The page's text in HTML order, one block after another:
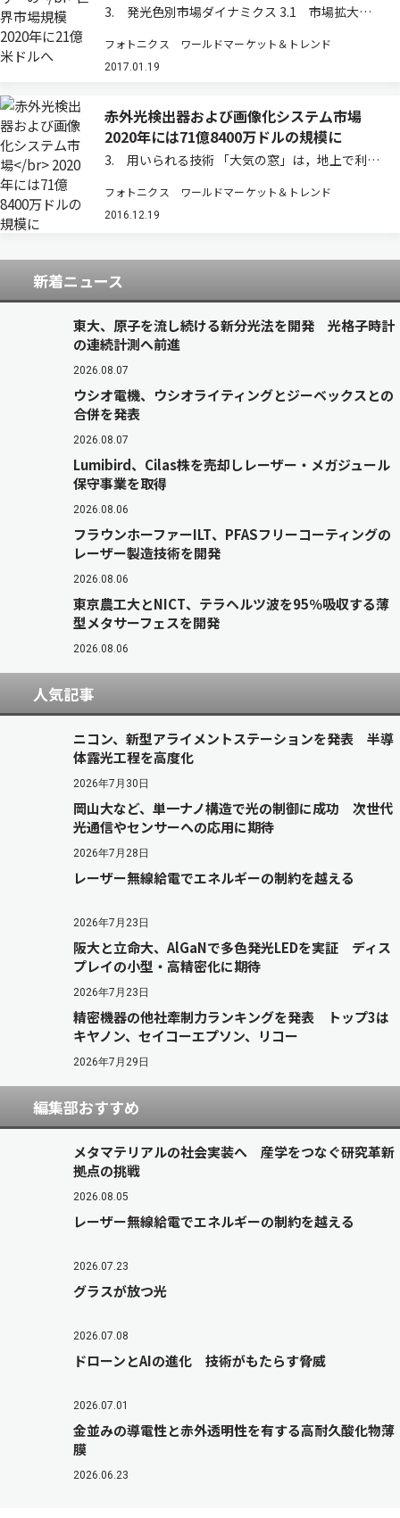
3. 発光色別市場ダイナミクス 3.1 市場拡大要
外照明は，センシング，軍事上の隠密行動，産業
用途，軍事用監視，イメージングなどに利用され
フォトニクス ワールドマーケット＆トレンド
2017.01.19
赤外光検出器および画像化システム市場
2020年には71億8400万ドルの規模に
3. 用いられる技術 「大気の窓」は，地上で利用
（NIR, 0.8−1.1μm），短波長赤外線（SWIR,
0.9−2.5μm），中波長赤外線（MWIR,3−5μm），
フォトニクス ワールドマーケット＆トレンド
2016.12.19
新着ニュース
東大、原子を流し続ける新分光法を開発 光格子時計
の連続計測へ前進
2026.08.07
ウシオ電機、ウシオライティングとジーベックスとの
合併を発表
2026.08.07
Lumibird、Cilas株を売却しレーザー・メガジュール
保守事業を取得
2026.08.06
フラウンホーファーILT、PFASフリーコーティングの
レーザー製造技術を開発
2026.08.06
東京農工大とNICT、テラヘルツ波を95％吸収する薄
型メタサーフェスを開発
2026.08.06
人気記事
ニコン、新型アライメントステーションを発表 半導
体露光工程を高度化
2026年7月30日
岡山大など、単一ナノ構造で光の制御に成功 次世代
光通信やセンサーへの応用に期待
2026年7月28日
レーザー無線給電でエネルギーの制約を越える
2026年7月23日
阪大と立命大、AlGaNで多色発光LEDを実証 ディス
プレイの小型・高精密化に期待
2026年7月23日
精密機器の他社牽制力ランキングを発表 トップ3は
キヤノン、セイコーエプソン、リコー
2026年7月29日
編集部おすすめ
メタマテリアルの社会実装へ 産学をつなぐ研究革新
拠点の挑戦
2026.08.05
レーザー無線給電でエネルギーの制約を越える
2026.07.23
グラスが放つ光
2026.07.08
ドローンとAIの進化 技術がもたらす脅威
2026.07.01
金並みの導電性と赤外透明性を有する高耐久酸化物薄
膜
2026.06.23